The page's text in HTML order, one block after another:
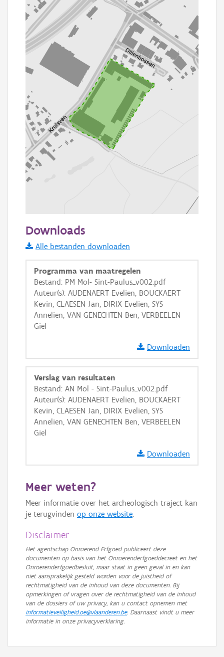
Informatie Vlaanderen
i
+ −
Basis Lagen
OSM-Basiskaart
Ortho
GRB-Basiskaart
Downloads
Alle bestanden downloaden
Programma van maatregelen
Bestand: PM Mol- Sint-Paulus_v002.pdf
Auteur(s): AUDENAERT Evelien, BOUCKAERT
Kevin, CLAESEN Jan, DIRIX Evelien, SYS
Annelien, VAN GENECHTEN Ben, VERBEELEN
Giel
Downloaden
Verslag van resultaten
Bestand: AN Mol - Sint-Paulus_v002.pdf
Auteur(s): AUDENAERT Evelien, BOUCKAERT
Kevin, CLAESEN Jan, DIRIX Evelien, SYS
Annelien, VAN GENECHTEN Ben, VERBEELEN
Giel
Downloaden
Meer weten?
Meer informatie over het archeologisch traject kan
je terugvinden op onze website.
Disclaimer
Het agentschap Onroerend Erfgoed publiceert deze
documenten op basis van het Onroerenderfgoeddecreet en het
Onroerenderfgoedbesluit, maar staat in geen geval in en kan
niet aansprakelijk gesteld worden voor de juistheid of
rechtmatigheid van de inhoud van deze documenten. Bij
opmerkingen of vragen over de rechtmatigheid van de inhoud
van de dossiers of uw privacy, kan u contact opnemen met
informatieveiligheid.oe@vlaanderen.be. Daarnaast vindt u meer
informatie in onze privacyverklaring.